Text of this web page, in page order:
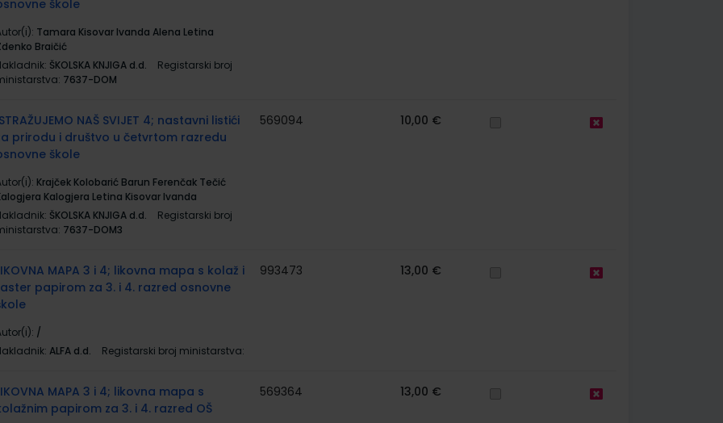
škole
Tamara Kisovar Ivanda Alena Letina
Braičić
ŠKOLSKA KNJIGA d.d.
Registarski broj
7637-DOM
NAŠ SVIJET 4; nastavni listići
prirodu i društvo u četvrtom razredu
škole
Krajček Kolobarić Barun Ferenčak Tečić
Kalogjera Letina Kisovar Ivanda
ŠKOLSKA KNJIGA d.d.
Registarski broj
7637-DOM3
569094 10,00 €
MAPA 3 i 4; likovna mapa s kolaž i
papirom za 3. i 4. razred osnovne
/
ALFA d.d. Registarski broj ministarstva:
993473 13,00 €
MAPA 3 i 4; likovna mapa s
papirom za 3. i 4. razred OŠ
569364 13,00 €